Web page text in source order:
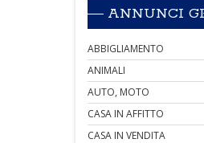
ANNUNCI
ABBIGLIAMENTO
ANIMALI
AUTO, MOTO
CASA IN AFFITTO
CASA IN VENDITA